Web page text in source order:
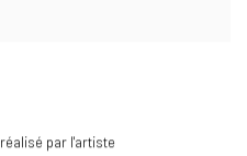
réalisé par l'artiste